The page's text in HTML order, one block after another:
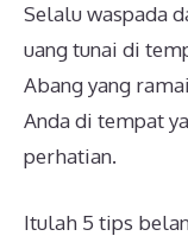
Selalu waspada
uang tunai di
Abang yang
Anda di tempat
perhatian.
Itulah 5 tips